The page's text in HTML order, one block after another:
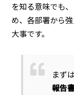
を知る意味でも
め、各部署から
大事です。
まずは
報告